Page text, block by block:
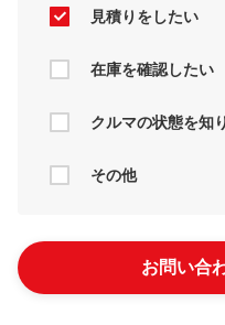
見積りをしたい
在庫を確認したい
クルマの状態を知
その他
お問い合